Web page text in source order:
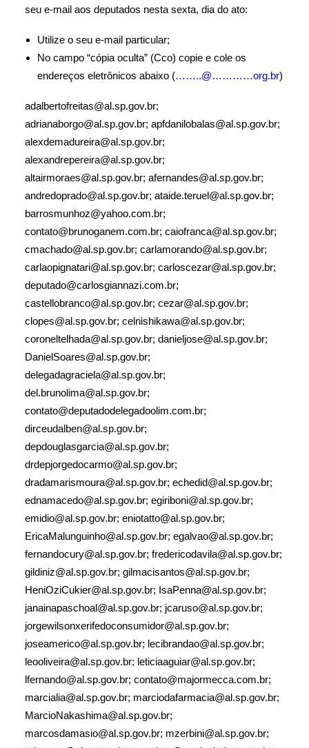
seu e-mail aos deputados nesta sexta, dia do ato:
Utilize o seu e-mail particular;
No campo “cópia oculta” (Cco) copie e cole os
endereços eletrônicos abaixo (……..@…………org.br)
adalbertofreitas@al.sp.gov.br;
adrianaborgo@al.sp.gov.br; apfdanilobalas@al.sp.gov.br;
alexdemadureira@al.sp.gov.br;
alexandrepereira@al.sp.gov.br;
altairmoraes@al.sp.gov.br; afernandes@al.sp.gov.br;
andredoprado@al.sp.gov.br; ataide.teruel@al.sp.gov.br;
barrosmunhoz@yahoo.com.br;
contato@brunoganem.com.br; caiofranca@al.sp.gov.br;
cmachado@al.sp.gov.br; carlamorando@al.sp.gov.br;
carlaopignatari@al.sp.gov.br; carloscezar@al.sp.gov.br;
deputado@carlosgiannazi.com.br;
castellobranco@al.sp.gov.br; cezar@al.sp.gov.br;
clopes@al.sp.gov.br; celnishikawa@al.sp.gov.br;
coroneltelhada@al.sp.gov.br; danieljose@al.sp.gov.br;
DanielSoares@al.sp.gov.br;
delegadagraciela@al.sp.gov.br;
del.brunolima@al.sp.gov.br;
contato@deputadodelegadoolim.com.br;
dirceudalben@al.sp.gov.br;
depdouglasgarcia@al.sp.gov.br;
drdepjorgedocarmo@al.sp.gov.br;
dradamarismoura@al.sp.gov.br; echedid@al.sp.gov.br;
ednamacedo@al.sp.gov.br; egiriboni@al.sp.gov.br;
emidio@al.sp.gov.br; eniotatto@al.sp.gov.br;
EricaMalunguinho@al.sp.gov.br; egalvao@al.sp.gov.br;
fernandocury@al.sp.gov.br; fredericodavila@al.sp.gov.br;
gildiniz@al.sp.gov.br; gilmacisantos@al.sp.gov.br;
HeniOziCukier@al.sp.gov.br; IsaPenna@al.sp.gov.br;
janainapaschoal@al.sp.gov.br; jcaruso@al.sp.gov.br;
jorgewilsonxerifedoconsumidor@al.sp.gov.br;
joseamerico@al.sp.gov.br; lecibrandao@al.sp.gov.br;
leooliveira@al.sp.gov.br; leticiaaguiar@al.sp.gov.br;
lfernando@al.sp.gov.br; contato@majormecca.com.br;
marcialia@al.sp.gov.br; marciodafarmacia@al.sp.gov.br;
MarcioNakashima@al.sp.gov.br;
marcosdamasio@al.sp.gov.br; mzerbini@al.sp.gov.br;